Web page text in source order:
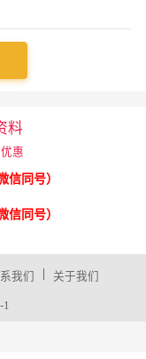
料
惠
信同号）
信同号）
我们 关于我们
1